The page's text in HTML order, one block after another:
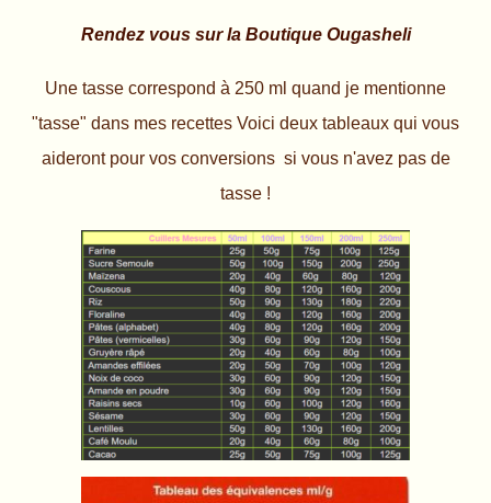
Rendez vous sur la Boutique Ougasheli
Une tasse correspond à 250 ml quand je mentionne
"tasse" dans mes recettes Voici deux tableaux qui vous
aideront pour vos conversions si vous n'avez pas de
tasse !